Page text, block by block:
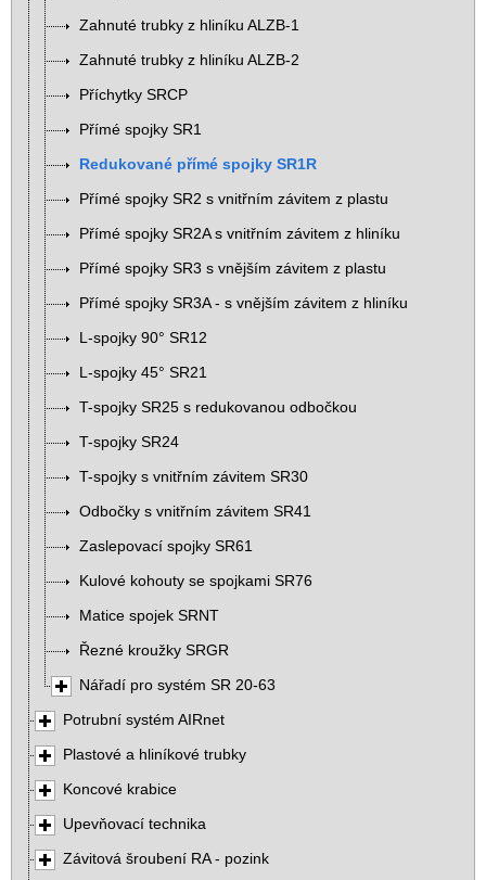
Zahnuté trubky z hliníku ALZB-1
Zahnuté trubky z hliníku ALZB-2
Příchytky SRCP
Přímé spojky SR1
Redukované přímé spojky SR1R
Přímé spojky SR2 s vnitřním závitem z plastu
Přímé spojky SR2A s vnitřním závitem z hliníku
Přímé spojky SR3 s vnějším závitem z plastu
Přímé spojky SR3A - s vnějším závitem z hliníku
L-spojky 90° SR12
L-spojky 45° SR21
T-spojky SR25 s redukovanou odbočkou
T-spojky SR24
T-spojky s vnitřním závitem SR30
Odbočky s vnitřním závitem SR41
Zaslepovací spojky SR61
Kulové kohouty se spojkami SR76
Matice spojek SRNT
Řezné kroužky SRGR
Nářadí pro systém SR 20-63
Potrubní systém AIRnet
Plastové a hliníkové trubky
Koncové krabice
Upevňovací technika
Závitová šroubení RA - pozink